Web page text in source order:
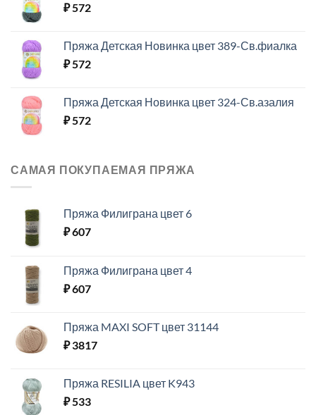
₽572
Пряжа Детская Новинка цвет 389-Св.фиалка
₽572
Пряжа Детская Новинка цвет 324-Св.азалия
₽572
САМАЯ ПОКУПАЕМАЯ ПРЯЖА
Пряжа Филиграна цвет 6
₽607
Пряжа Филиграна цвет 4
₽607
Пряжа MAXI SOFT цвет 31144
₽3817
Пряжа RESILIA цвет K943
₽533